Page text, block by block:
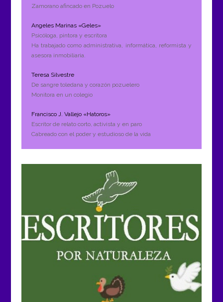
Zamorano afincado en Pozuelo
Angeles Marinas «Geles»
Psicóloga, pintora y escritora
Ha trabajado como administrativa, informática, reformista y
asesora inmobiliaria.
Teresa Silvestre
De sangre toledana y corazón pozuelero
Monitora en un colegio
Francisco J. Vallejo «Hatoros»
Escritor de relato corto, activista y en paro
Cabreado con el poder y estudioso de la vida